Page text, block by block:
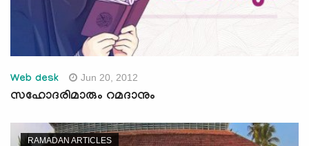
Web desk Jun 20, 2012
സഹോദരിമാരും റമദാനും
RAMADAN ARTICLES